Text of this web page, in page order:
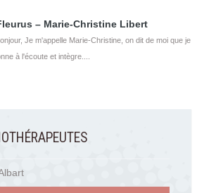
– Marie-Christine Libert
Je m'appelle Marie-Christine, on dit de moi que je
à l'écoute et intègre....